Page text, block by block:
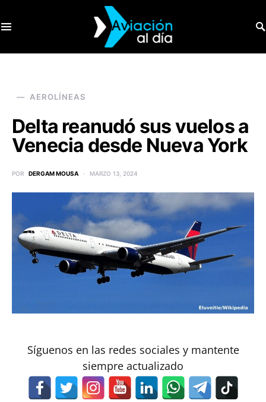
AEROLÍNEAS
Delta reanudó sus vuelos a
Venecia desde Nueva York
POR DERGAM MOUSA MARZO 13, 2024
Síguenos en las redes sociales y mantente
siempre actualizado